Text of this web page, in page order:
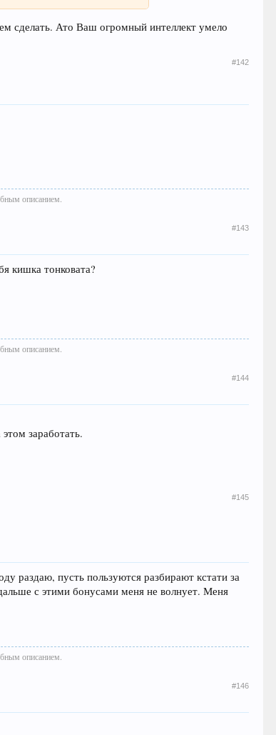
сделать. Ато Ваш огромный интеллект умело
#142
описанием.
#143
кишка тонковата?
описанием.
#144
заработать.
#145
раздаю, пусть пользуются разбирают кстати за
с этими бонусами меня не волнует. Меня
описанием.
#146